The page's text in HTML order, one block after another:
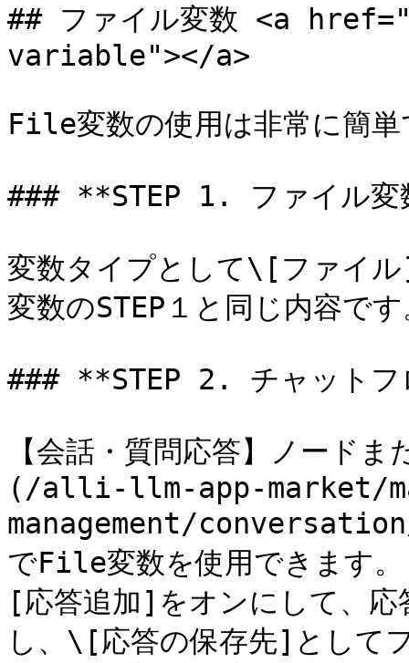
## ファイル変数 <a
variable"></a>
File変数の使用は非常に簡単
### **STEP 1. ファイル変
変数タイプとして\[ファイ
変数のSTEP１と同じ内容で
### **STEP 2. チャットフ
【会話・質問応答】ノード
(/alli-llm-app-market/
management/
でFile変数を使用できます
[応答追加]をオンにして、
し、\[応答の保存先]として